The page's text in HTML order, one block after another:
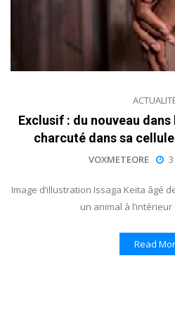
Exclusif : du nouveau
charcuté dans sa cellule
VOXMETEORE
Image d’illustration Issaga Keita âgé
un animal à
Read